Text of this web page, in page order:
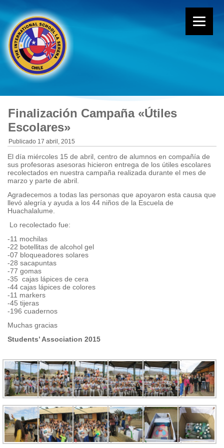
Finalización Campaña «Útiles
Escolares»
Publicado 17 abril, 2015
El día miércoles 15 de abril, centro de alumnos en compañía de
sus profesoras asesoras hicieron entrega de los útiles escolares
recolectados en nuestra campaña realizada durante el mes de
marzo y parte de abril.
Agradecemos a todas las personas que apoyaron esta causa que
llevó alegría y ayuda a los 44 niños de la Escuela de
Huachalalume.
Lo recolectado fue:
-11 mochilas
-22 botellitas de alcohol gel
-07 bloqueadores solares
-28 sacapuntas
-77 gomas
-35 cajas lápices de cera
-44 cajas lápices de colores
-11 markers
-45 tijeras
-196 cuadernos
Muchas gracias
Students’ Association 2015